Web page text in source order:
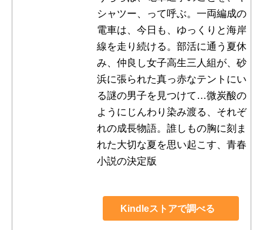
シャツー、って呼ぶ。一両編成の
電車は、今日も、ゆっくりと海岸
線を走り続ける。部活に通う夏休
み、仲良し女子高生三人組が、砂
浜に張られた真っ赤なテントにい
る謎の男子を見つけて…微炭酸の
ようにじんわり染み渡る、それぞ
れの成長物語。誰しもの胸に刻ま
れた大切な夏を思い起こす、青春
小説の決定版
Kindleストアで調べる